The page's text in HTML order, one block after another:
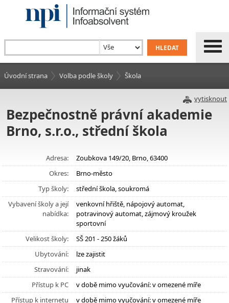
Úvodní strana Volba podle školy Škola
vytisknout
Bezpečnostně právní akademie
Brno, s.r.o., střední škola
Adresa:
Zoubkova 149/20, Brno, 63400
Okres:
Brno-město
Typ školy:
střední škola, soukromá
Vybavení školy a její
nabídka:
venkovní hřiště, nápojový automat,
potravinový automat, zájmový kroužek
sportovní
Velikost školy:
SŠ 201 - 250 žáků
Ubytování:
lze zajistit
Stravování:
jinak
Přístup k PC
v době mimo vyučování: v omezené míře
Přístup k internetu
v době mimo vyučování: v omezené míře